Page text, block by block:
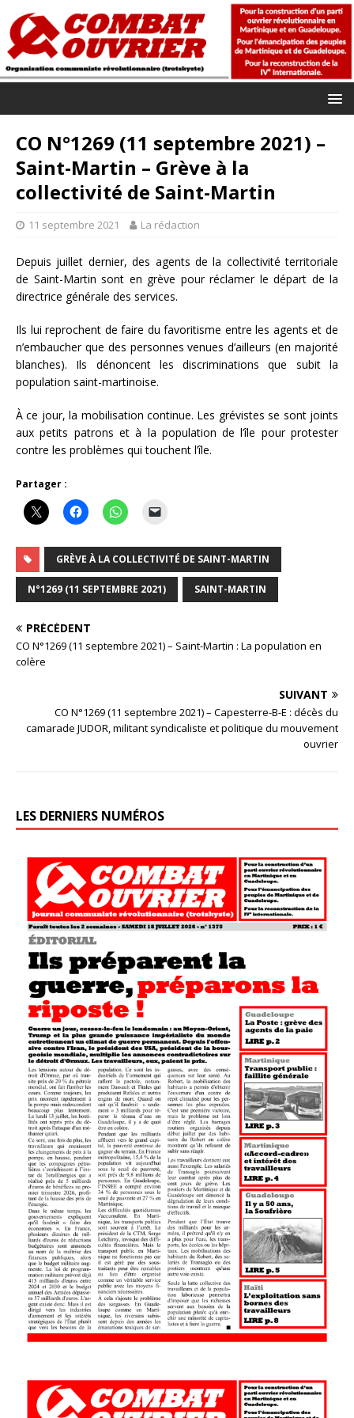
CO N°1269 (11 septembre 2021) –
Saint-Martin – Grève à la
collectivité de Saint-Martin
11 septembre 2021 La rédaction
Depuis juillet dernier, des agents de la collectivité territoriale
de Saint-Martin sont en grève pour réclamer le départ de la
directrice générale des services.
Ils lui reprochent de faire du favoritisme entre les agents et de
n’embaucher que des personnes venues d’ailleurs (en majorité
blanches). Ils dénoncent les discriminations que subit la
population saint-martinoise.
À ce jour, la mobilisation continue. Les grévistes se sont joints
aux petits patrons et à la population de l’île pour protester
contre les problèmes qui touchent l’île.
Partager :
GRÈVE À LA COLLECTIVITÉ DE SAINT-MARTIN
N°1269 (11 SEPTEMBRE 2021) SAINT-MARTIN
PRÉCÉDENT
CO N°1269 (11 septembre 2021) – Saint-Martin : La population en
colère
SUIVANT
CO N°1269 (11 septembre 2021) – Capesterre-B-E : décès du
camarade JUDOR, militant syndicaliste et politique du mouvement
ouvrier
LES DERNIERS NUMÉROS